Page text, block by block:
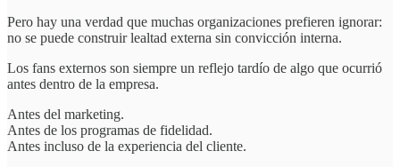
Pero hay una verdad que muchas organizaciones prefieren ignorar:
no se puede construir lealtad externa sin convicción interna.
Los fans externos son siempre un reflejo tardío de algo que ocurrió
antes dentro de la empresa.
Antes del marketing.
Antes de los programas de fidelidad.
Antes incluso de la experiencia del cliente.